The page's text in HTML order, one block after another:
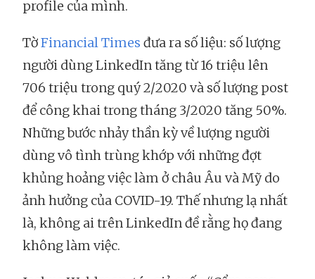
profile của mình.
TờFinancial Times đưa ra số liệu: số lượng
người dùng LinkedIn tăng từ 16 triệu lên
706 triệu trong quý 2/2020 và số lượng post
để công khai trong tháng 3/2020 tăng 50%.
Những bước nhảy thần kỳ về lượng người
dùng vô tình trùng khớp với những đợt
khủng hoảng việc làm ở châu Âu và Mỹ do
ảnh hưởng của COVID-19. Thế nhưng lạ nhất
là, không ai trên LinkedIn đề rằng họ đang
không làm việc.